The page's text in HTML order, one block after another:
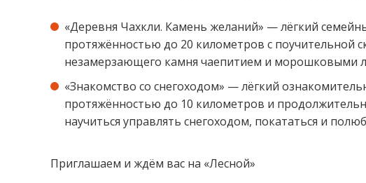
«Деревня Чахкли. Камень желаний» — лёгкий
протяжённостью до 20 километров с поучительной
незамерзающего камня чаепитием и морошковыми
«Знакомство со снегоходом» — лёгкий
протяжённостью до 10 километров и
научиться управлять снегоходом, покататься и
Приглашаем и ждём вас на «Лесной»